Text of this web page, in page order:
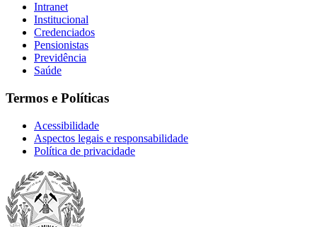
Intranet
Institucional
Credenciados
Pensionistas
Previdência
Saúde
Termos e Políticas
Acessibilidade
Aspectos legais e responsabilidade
Política de privacidade